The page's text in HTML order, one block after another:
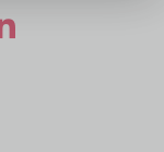
surnous
Retrouvez-